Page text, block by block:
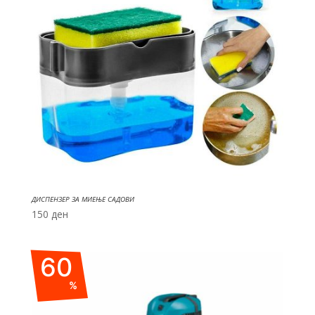
ДИСПЕНЗЕР ЗА МИЕЊЕ САДОВИ
150 ден
60
%